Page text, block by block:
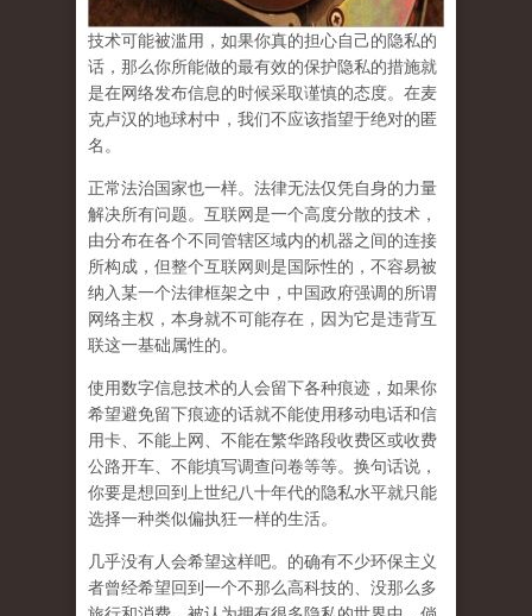
技术可能被滥用，如果你真的担心自己的隐私的
话，那么你所能做的最有效的保护隐私的措施就
是在网络发布信息的时候采取谨慎的态度。在麦
克卢汉的地球村中，我们不应该指望于绝对的匿
名。
正常法治国家也一样。法律无法仅凭自身的力量
解决所有问题。互联网是一个高度分散的技术，
由分布在各个不同管辖区域内的机器之间的连接
所构成，但整个互联网则是国际性的，不容易被
纳入某一个法律框架之中，中国政府强调的所谓
网络主权，本身就不可能存在，因为它是违背互
联这一基础属性的。
使用数字信息技术的人会留下各种痕迹，如果你
希望避免留下痕迹的话就不能使用移动电话和信
用卡、不能上网、不能在繁华路段收费区或收费
公路开车、不能填写调查问卷等等。换句话说，
你要是想回到上世纪八十年代的隐私水平就只能
选择一种类似偏执狂一样的生活。
几乎没有人会希望这样吧。的确有不少环保主义
者曾经希望回到一个不那么高科技的、没那么多